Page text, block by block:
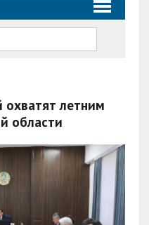
летним
области